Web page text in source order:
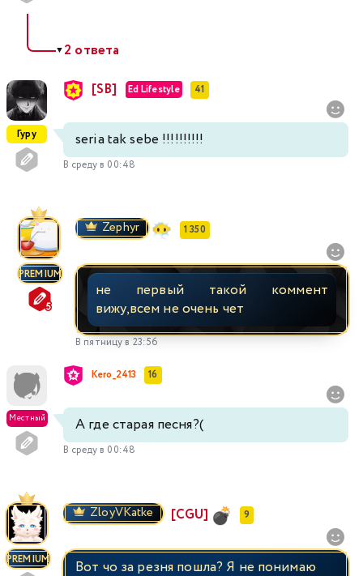
▼2 ответа
Гуру
[SB] Ed Lifestyle 41
seria tak sebe !!!!!!!!!!
В среду в 00:48
PREMIUM
Zephyr 1 350
не первый такой коммент
вижу,всем не очень чет
В пятницу в 23:56
Местный
Kero_2413 16
А где старая песня?(
В среду в 00:48
PREMIUM
ZloyVKatke [CGU] 9
Вот чо за резня пошла? Я не понимаю